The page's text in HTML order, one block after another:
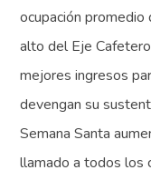
ocupación
alto del Eje
mejores ingresos
devengan su
Semana Santa
llamado a todos los